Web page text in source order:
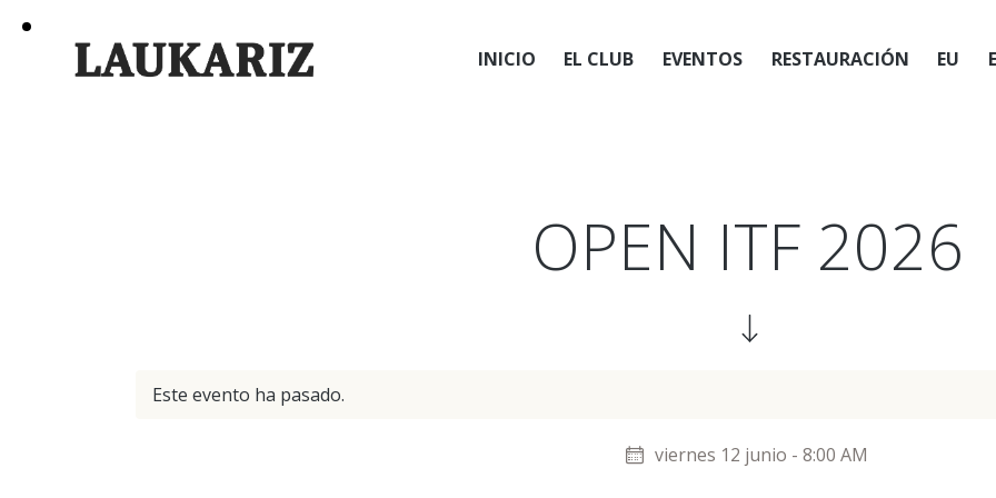
INICIO EL CLUB EVENTOS RESTAURACIÓN EU
OPEN ITF 2026
Este evento ha pasado.
viernes 12 junio - 8:00 AM